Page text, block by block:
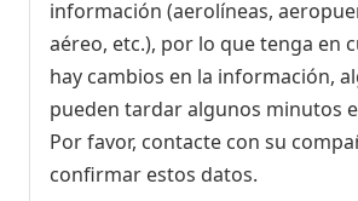
información (aerolíneas,
aéreo, etc.), por lo que tenga en
hay cambios en la información,
pueden tardar algunos minutos
Por favor, contacte con su
confirmar estos datos.